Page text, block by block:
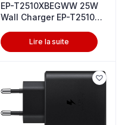
EP-T2510XBEGWW 25W
Wall Charger EP-T2510X
Lire la suite